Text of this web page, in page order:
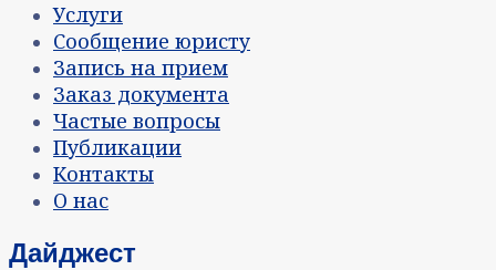
Услуги
Сообщение юристу
Запись на прием
Заказ документа
Частые вопросы
Публикации
Контакты
О нас
Дайджест